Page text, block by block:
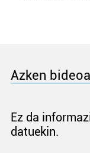
Azken
Ez da
datuekin.